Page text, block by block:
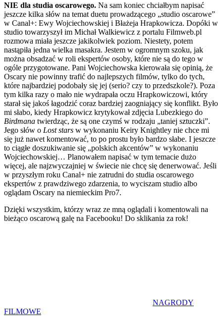
NIE dla studia oscarowego. Na sam koniec chciałbym napisać
jeszcze kilka słów na temat duetu prowadzącego „studio oscarowe”
w Canal+: Ewy Wojciechowskiej i Błażeja Hrapkowicza. Dopóki w
studio towarzyszył im Michał Walkiewicz z portalu Filmweb.pl
rozmowa miała jeszcze jakikolwiek poziom. Niestety, potem
nastąpiła jedna wielka masakra. Jestem w ogromnym szoku, jak
można obsadzać w roli ekspertów osoby, które nie są do tego w
ogóle przygotowane. Pani Wojciechowska kierowała się opinią, że
Oscary nie powinny trafić do najlepszych filmów, tylko do tych,
które najbardziej podobały się jej (serio? czy to przedszkole?). Poza
tym kilka razy o mało nie wydrapała oczu Hrapkowiczowi, który
starał się jakoś łagodzić coraz bardziej zaogniający się konflikt. Było
mi słabo, kiedy Hrapkowicz krytykował zdjęcia Lubezkiego do
Birdmana twierdząc, że są one czymś w rodzaju „taniej sztuczki”.
Jego słów o Lost stars w wykonaniu Keiry Knightley nie chce mi
się już nawet komentować, to po prostu było bardzo słabe. I jeszcze
to ciągłe doszukiwanie się „polskich akcentów” w wykonaniu
Wojciechowskiej… Planowałem napisać w tym temacie dużo
więcej, ale najzwyczajniej w świecie nie chcę się denerwować. Jeśli
w przyszłym roku Canal+ nie zatrudni do studia oscarowego
ekspertów z prawdziwego zdarzenia, to wyciszam studio albo
oglądam Oscary na niemieckim Pro7.
Dzięki wszystkim, którzy wraz ze mną oglądali i komentowali na
bieżąco oscarową galę na Facebooku! Do sklikania za rok!
NAGRODY
FILMOWE